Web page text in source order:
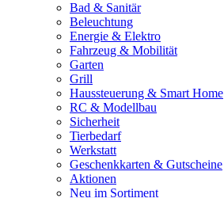
Bad & Sanitär
Beleuchtung
Energie & Elektro
Fahrzeug & Mobilität
Garten
Grill
Haussteuerung & Smart Home
RC & Modellbau
Sicherheit
Tierbedarf
Werkstatt
Geschenkkarten & Gutscheine
Aktionen
Neu im Sortiment